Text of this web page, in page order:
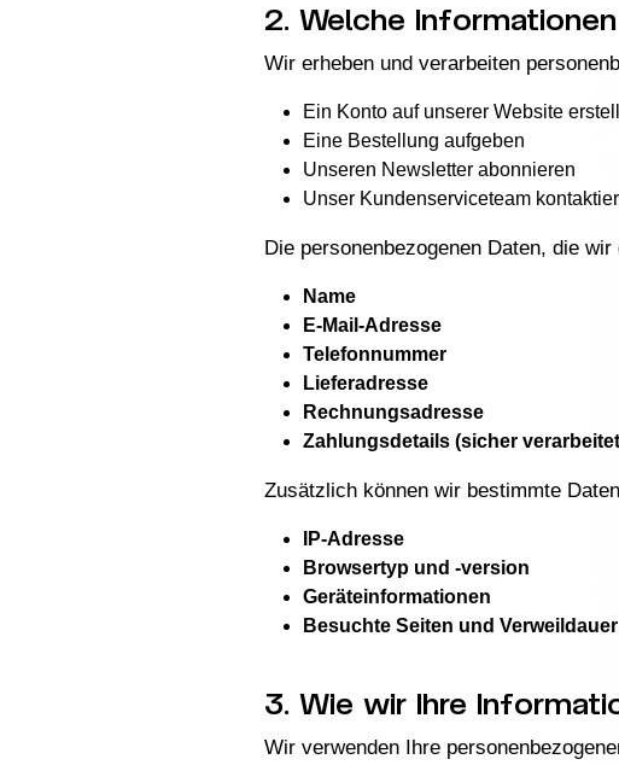
2. Welche
Wir erheben und verarbeiten
Ein Konto auf unserer Website
Eine Bestellung aufgeben
Unseren Newsletter abonnieren
Unser Kundenserviceteam
Die personenbezogenen Daten, die
Name
E-Mail-Adresse
Telefonnummer
Lieferadresse
Rechnungsadresse
Zahlungsdetails (sicher
Zusätzlich können wir bestimmte
IP-Adresse
Browsertyp und -version
Geräteinformationen
Besuchte Seiten und
3. Wie wir Ihre
Wir verwenden Ihre